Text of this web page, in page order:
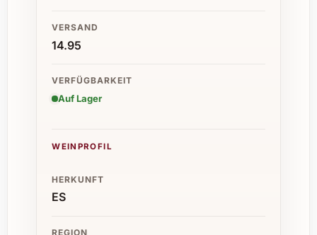
VERSAND
14.95
VERFÜGBARKEIT
Auf Lager
WEINPROFIL
HERKUNFT
ES
REGION